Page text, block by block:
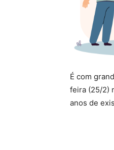
É com
feira (25/2)
anos de